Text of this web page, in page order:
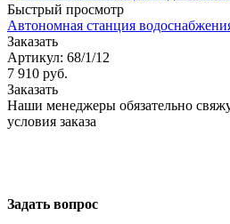
Быстрый просмотр
Автономная станция
Заказать
Артикул: 68/1/12
7 910 руб.
Заказать
Наши менеджеры обязательно
условия заказа
Задать вопрос